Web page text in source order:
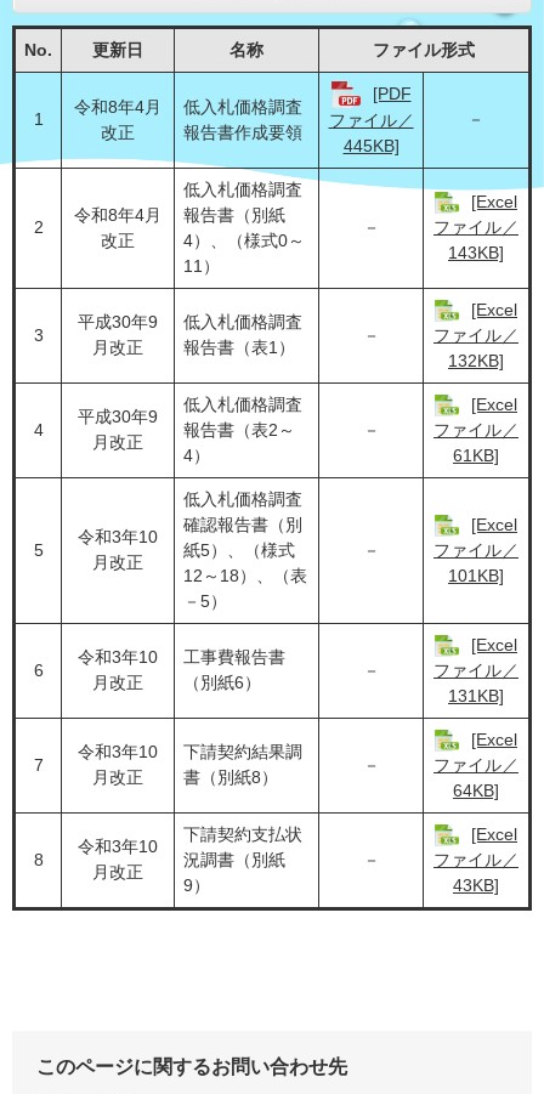
No. 更新日 名称 ファイル形式
1
令和8年4月
改正
低入札価格調査
報告書作成要領
[PDF
ファイル／
445KB]
－
2
令和8年4月
改正
低入札価格調査
報告書（別紙
4）、（様式0～
11）
－
[Excel
ファイル／
143KB]
3
平成30年9
月改正
低入札価格調査
報告書（表1）
－
[Excel
ファイル／
132KB]
4
平成30年9
月改正
低入札価格調査
報告書（表2～
4）
－
[Excel
ファイル／
61KB]
5
令和3年10
月改正
低入札価格調査
確認報告書（別
紙5）、（様式
12～18）、（表
－5）
－
[Excel
ファイル／
101KB]
6
令和3年10
月改正
工事費報告書
（別紙6）
－
[Excel
ファイル／
131KB]
7
令和3年10
月改正
下請契約結果調
書（別紙8）
－
[Excel
ファイル／
64KB]
8
令和3年10
月改正
下請契約支払状
況調書（別紙
9）
－
[Excel
ファイル／
43KB]
このページに関するお問い合わせ先